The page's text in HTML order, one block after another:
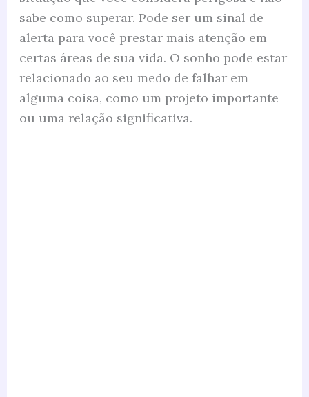
sabe como superar. Pode ser um sinal de
alerta para você prestar mais atenção em
certas áreas de sua vida. O sonho pode estar
relacionado ao seu medo de falhar em
alguma coisa, como um projeto importante
ou uma relação significativa.